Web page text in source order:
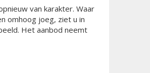
van karakter. Waar
omhoog joeg, ziet u in
Het aanbod neemt